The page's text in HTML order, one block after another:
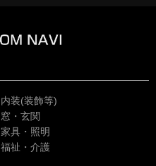
内装(装飾等)
窓・玄関
家具・照明
福祉・介護